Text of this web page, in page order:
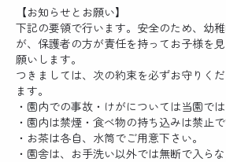
【お知らせとお願い】
下記の要領で行います。安全のため、幼
が、保護者の方が責任を持ってお子様を
願いします。
つきましては、次の約束を必ずお守りく
ます。
・園内での事故・けがについては当園で
・園内は禁煙・食べ物の持ち込みは禁止で
・お茶は各自、水筒でご用意下さい。
・園舎は、お手洗い以外では無断で入らな